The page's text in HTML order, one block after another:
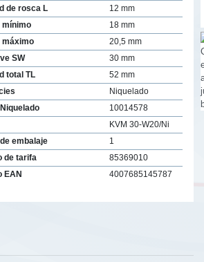
de rosca L
12 mm
mínimo
18 mm
máximo
20,5 mm
SW
30 mm
total TL
52 mm
Niquelado
10014578
KVM 30-W20/Ni
embalaje
1
de tarifa
85369010
EAN
4007685145787